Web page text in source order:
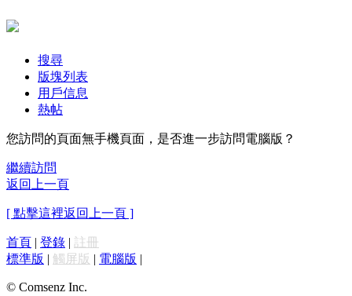
搜尋
版塊列表
用戶信息
熱帖
您訪問的頁面無手機頁面，是否進一步訪問電腦版？
繼續訪問
返回上一頁
[ 點擊這裡返回上一頁 ]
首頁 | 登錄 | 註冊
標準版 | 觸屏版 | 電腦版 |
© Comsenz Inc.